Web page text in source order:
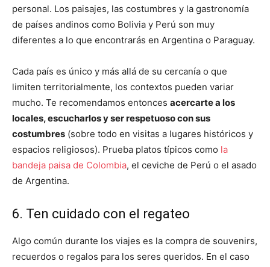
personal. Los paisajes, las costumbres y la gastronomía
de países andinos como Bolivia y Perú son muy
diferentes a lo que encontrarás en Argentina o Paraguay.
Cada país es único y más allá de su cercanía o que
limiten territorialmente, los contextos pueden variar
mucho. Te recomendamos entonces acercarte a los
locales, escucharlos y ser respetuoso con sus
costumbres (sobre todo en visitas a lugares históricos y
espacios religiosos). Prueba platos típicos como la
bandeja paisa de Colombia, el ceviche de Perú o el asado
de Argentina.
6. Ten cuidado con el regateo
Algo común durante los viajes es la compra de souvenirs,
recuerdos o regalos para los seres queridos. En el caso